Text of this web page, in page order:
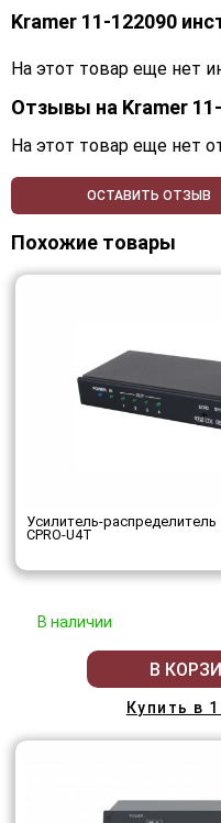
Kramer 11-122090
На этот товар еще нет
Отзывы на Kramer
На этот товар еще нет
ОСТАВИТЬ ОТЗЫВ
Похожие товары
Усилитель-распределитель
CPRO-U4T
В наличии
В
Купить в